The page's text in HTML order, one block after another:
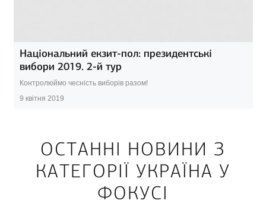
Національний екзит-пол: президентські
вибори 2019. 2-й тур
Контролюймо чесність виборів разом!
9 квітня 2019
ОСТАННІ НОВИНИ З
КАТЕГОРІЇ УКРАЇНА У
ФОКУСІ